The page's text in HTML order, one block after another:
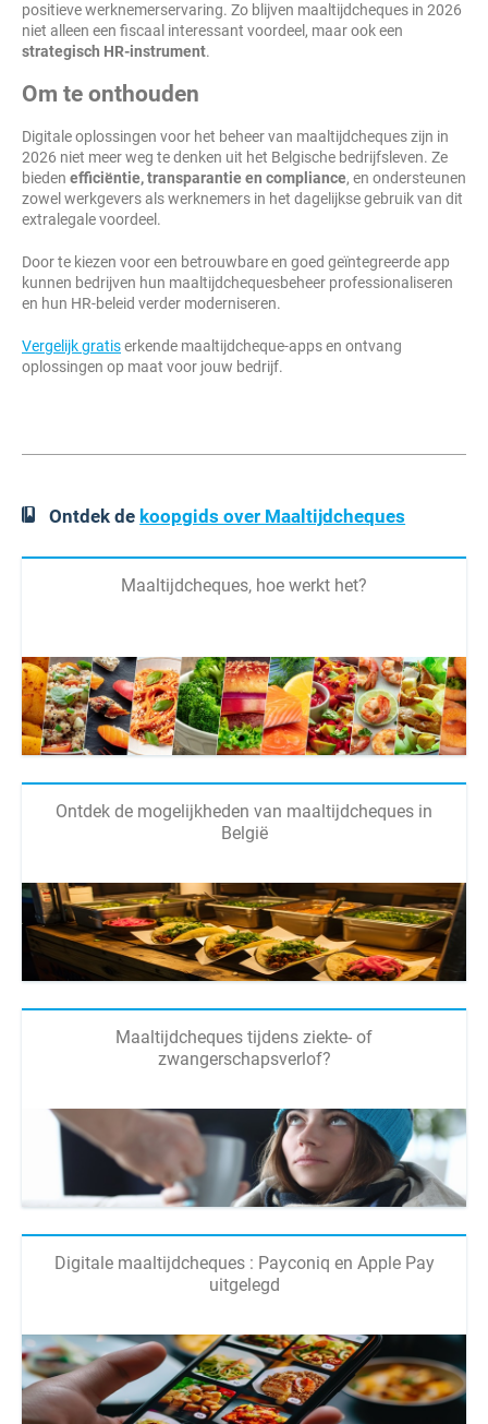
positieve werknemerservaring. Zo blijven maaltijdcheques in 2026
niet alleen een fiscaal interessant voordeel, maar ook een
strategisch HR-instrument.
Om te onthouden
Digitale oplossingen voor het beheer van maaltijdcheques zijn in
2026 niet meer weg te denken uit het Belgische bedrijfsleven. Ze
bieden efficiëntie, transparantie en compliance, en ondersteunen
zowel werkgevers als werknemers in het dagelijkse gebruik van dit
extralegale voordeel.
Door te kiezen voor een betrouwbare en goed geïntegreerde app
kunnen bedrijven hun maaltijdchequesbeheer professionaliseren
en hun HR-beleid verder moderniseren.
Vergelijk gratiserkende maaltijdcheque-apps en ontvang
oplossingen op maat voor jouw bedrijf.
Ontdek de koopgids over Maaltijdcheques
Maaltijdcheques, hoe werkt het?
Ontdek de mogelijkheden van maaltijdcheques in
België
Maaltijdcheques tijdens ziekte- of
zwangerschapsverlof?
Digitale maaltijdcheques : Payconiq en Apple Pay
uitgelegd